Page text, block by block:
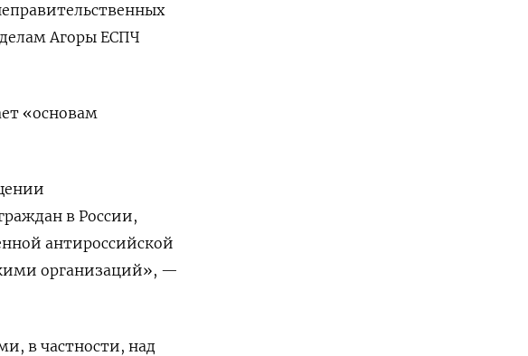
Агоры ЕСПЧ
«основам
в России,
антироссийской
организаций», —
в частности, над